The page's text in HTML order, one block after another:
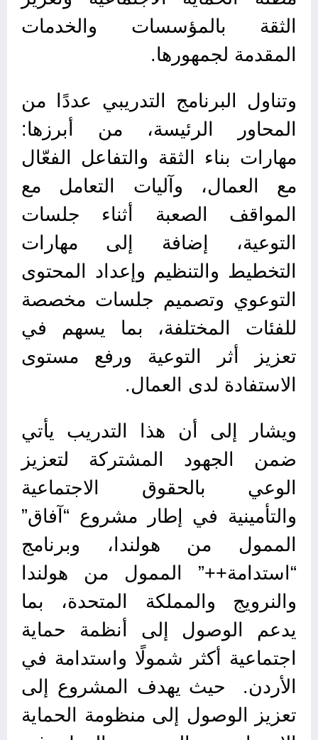
الثقة بالمؤسسات والخدمات
المقدمة لجمهورها.
وتناول البرنامج التدريبي عددًا من
المحاور الرئيسة، من أبرزها:
مهارات بناء الثقة والتفاعل الفعّال
مع العمال، وآليات التعامل مع
المواقف الصعبة أثناء جلسات
التوعية، إضافة إلى مهارات
التخطيط والتنظيم وإعداد المحتوى
التوعوي وتصميم جلسات مخصصة
للفئات المختلفة، بما يسهم في
تعزيز أثر التوعية ورفع مستوى
الاستفادة لدى العمال.
ويشار إلى أن هذا التدريب يأتي
ضمن الجهود المشتركة لتعزيز
الوعي بالحقوق الاجتماعية
والتأمينية في إطار مشروع “آفاق”
الممول من هولندا، وبرنامج
“استدامة++” الممول من هولندا
والنرويج والمملكة المتحدة، بما
يدعم الوصول إلى أنظمة حماية
اجتماعية أكثر شمولًا واستدامة في
الأردن. حيث يهدف المشروع إلى
تعزيز الوصول إلى منظومة الحماية